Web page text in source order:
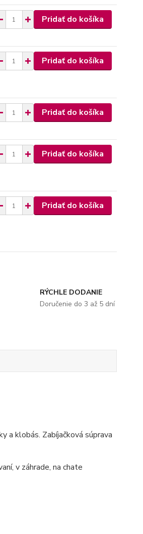
Pridať do košíka
Pridať do košíka
Pridať do košíka
Pridať do košíka
Pridať do košíka
RÝCHLE DODANIE
Doručenie do 3 až 5 dní
a klobás. Zabíjačková súprava
v záhrade, na chate